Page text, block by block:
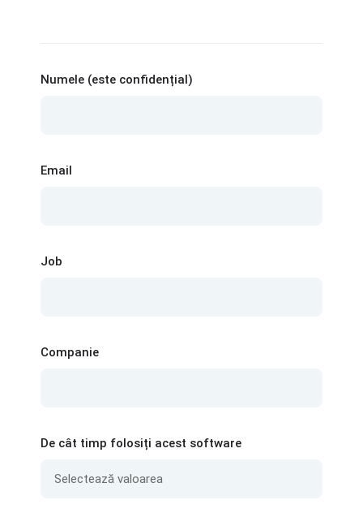
Numele (este confidențial)
Email
Job
Companie
De cât timp folosiți acest software